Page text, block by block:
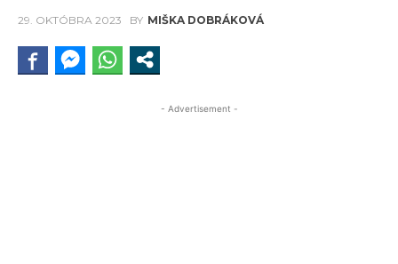
29. OKTÓBRA 2023 BY MIŠKA DOBRÁKOVÁ
- Advertisement -